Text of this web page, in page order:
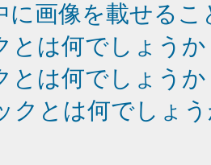
に画像を載せる
とは何でしょうか
とは何でしょうか
クとは何でしょ